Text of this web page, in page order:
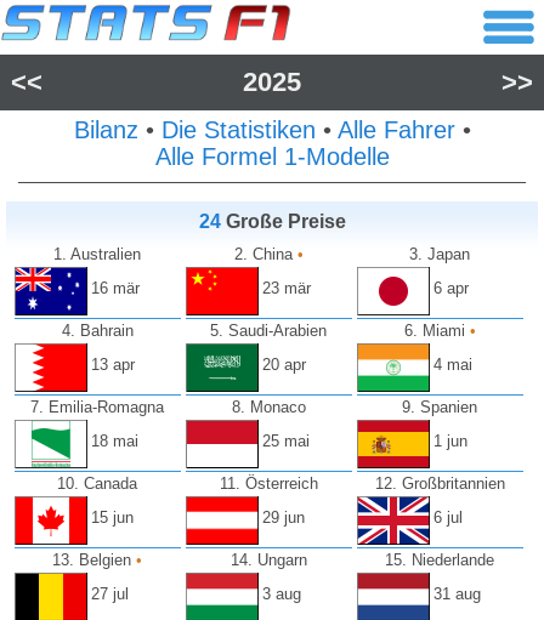
<< 2025 >>
Bilanz • Die Statistiken • Alle Fahrer•
Alle Formel 1-Modelle
24Große Preise
1. Australien
16 mär
2. China •
23 mär
3. Japan
6 apr
4. Bahrain
13 apr
5. Saudi-Arabien
20 apr
6. Miami •
4 mai
7. Emilia-Romagna
18 mai
8. Monaco
25 mai
9. Spanien
1 jun
10. Canada
15 jun
11. Österreich
29 jun
12. Großbritannien
6 jul
13. Belgien•
27 jul
14. Ungarn
3 aug
15. Niederlande
31 aug